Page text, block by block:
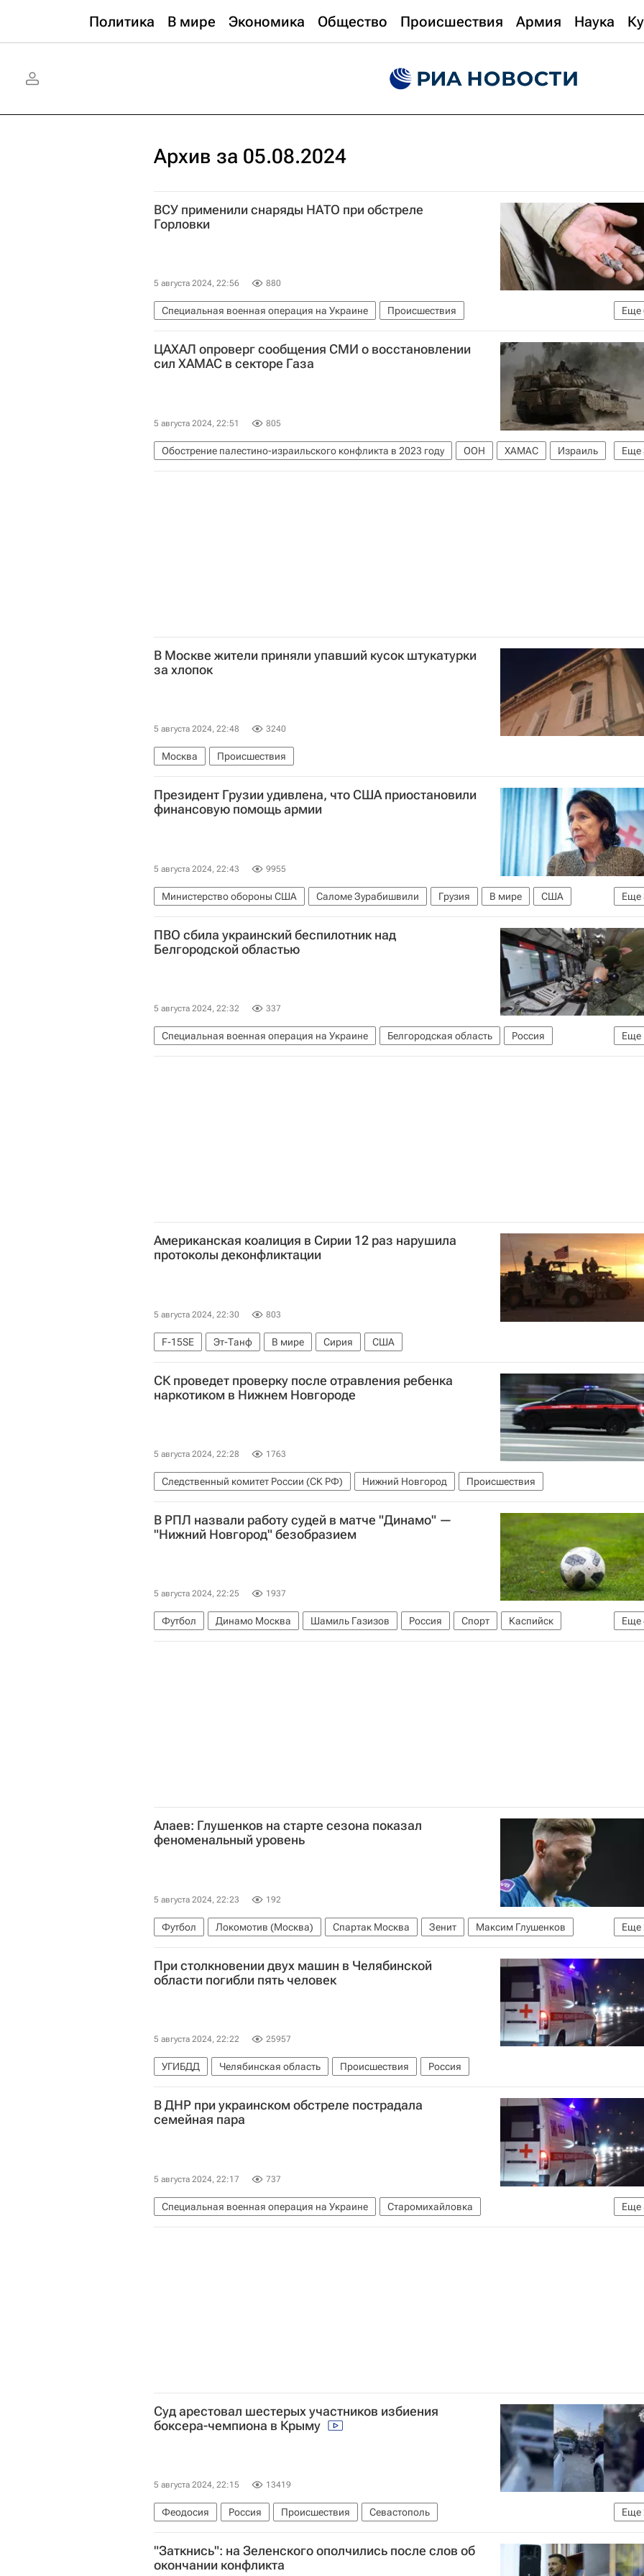
Политика В мире Экономика Общество Происшествия Армия Наука
Архив за 05.08.2024
ВСУ применили снаряды НАТО при обстреле
Горловки
5 августа 2024, 22:56 880
Еще
Специальная военная операция на Украине
Происшествия
Донецкая Народная Республика
США Украина
НАТО
Вооруженные силы Украины
СЦКК
ЦАХАЛ опроверг сообщения СМИ о восстановлении
сил ХАМАС в секторе Газа
5 августа 2024, 22:51 805
Еще
Обострение палестино-израильского конфликта в 2023 году ООН ХАМАС
Израиль
Рафах (провинция)
Россия В мире
В Москве жители приняли упавший кусок штукатурки
за хлопок
5 августа 2024, 22:48 3240
Москва Происшествия
Президент Грузии удивлена, что США приостановили
финансовую помощь армии
5 августа 2024, 22:43 9955
Еще
Министерство обороны США Саломе Зурабишвили Грузия В мире
США
Тбилиси
Энтони Блинкен Евросоюз
ПВО сбила украинский беспилотник над
Белгородской областью
5 августа 2024, 22:32 337
Еще
Специальная военная операция на Украине Белгородская область
Россия
Безопасность
Американская коалиция в Сирии 12 раз нарушила
протоколы деконфликтации
5 августа 2024, 22:30 803
F-15SE Эт-Танф В мире Сирия США
СК проведет проверку после отравления ребенка
наркотиком в Нижнем Новгороде
5 августа 2024, 22:28 1763
Следственный комитет России (СК РФ) Нижний Новгород Происшествия
В РПЛ назвали работу судей в матче "Динамо" —
"Нижний Новгород" безобразием
5 августа 2024, 22:25 1937
Еще
Футбол Динамо Москва Шамиль Газизов Россия Спорт
Каспийск
Александр Алаев
Муталип Алибеков
Российский футбольный союз (РФС)
Алаев: Глушенков на старте сезона показал
феноменальный уровень
5 августа 2024, 22:23 192
Еще
Футбол Локомотив (Москва) Спартак Москва Зенит
Максим Глушенков
Александр Алаев
Спорт
При столкновении двух машин в Челябинской
области погибли пять человек
5 августа 2024, 22:22 25957
УГИБДД Челябинская область Происшествия Россия
В ДНР при украинском обстреле пострадала
семейная пара
5 августа 2024, 22:17 737
Еще
Специальная военная операция на Украине
Старомихайловка
Донецкая Народная Республика
Фрунзе СЦКК
Вооруженные силы Украины
Суд арестовал шестерых участников избиения
боксера-чемпиона в Крыму
5 августа 2024, 22:15 13419
Еще
Феодосия Россия Происшествия
Севастополь
Следственный комитет России (СК РФ)
Александр Бастрыкин
"Заткнись": на Зеленского ополчились после слов об
окончании конфликта